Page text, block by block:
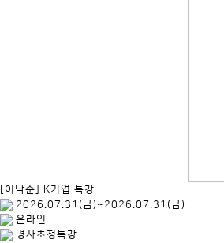
[이낙준] K기업 특강
2026.07.31(금)~2026.07.31(금)
온라인
명사초청특강